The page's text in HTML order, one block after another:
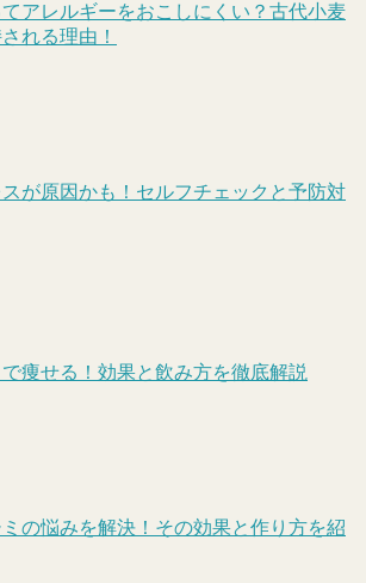
アレルギーをおこしにくい？古代小麦
れる理由！
が原因かも！セルフチェックと予防対
痩せる！効果と飲み方を徹底解説
の悩みを解決！その効果と作り方を紹